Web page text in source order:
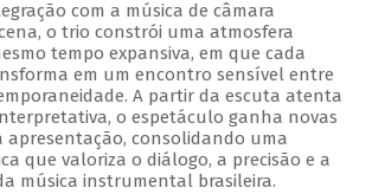
com a música de câmara
o trio constrói uma atmosfera
tempo expansiva, em que cada
em um encontro sensível entre
A partir da escuta atenta
o espetáculo ganha novas
apresentação, consolidando uma
que valoriza o diálogo, a precisão e a
música instrumental brasileira.